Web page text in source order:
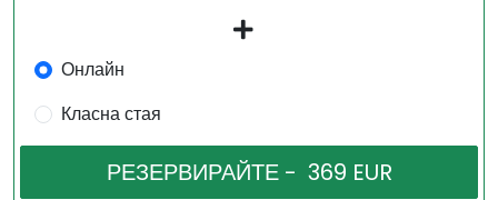
Онлайн
Класна стая